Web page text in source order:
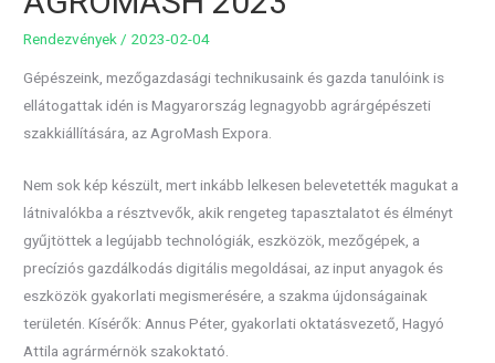
Rendezvények / 2023-02-04
Gépészeink, mezőgazdasági technikusaink és gazda tanulóink is
ellátogattak idén is Magyarország legnagyobb agrárgépészeti
szakkiállítására, az AgroMash Expora.
Nem sok kép készült, mert inkább lelkesen belevetették magukat a
látnivalókba a résztvevők, akik rengeteg tapasztalatot és élményt
gyűjtöttek a legújabb technológiák, eszközök, mezőgépek, a
precíziós gazdálkodás digitális megoldásai, az input anyagok és
eszközök gyakorlati megismerésére, a szakma újdonságainak
területén. Kísérők: Annus Péter, gyakorlati oktatásvezető, Hagyó
Attila agrármérnök szakoktató.